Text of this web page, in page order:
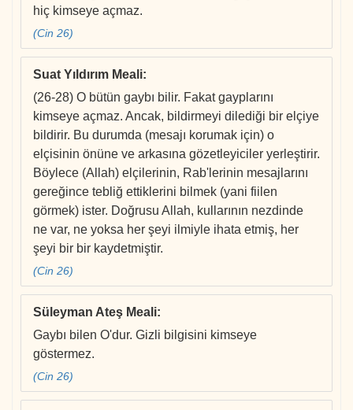
hiç kimseye açmaz.
(Cin 26)
Suat Yıldırım Meali:
(26-28) O bütün gaybı bilir. Fakat gayplarını
kimseye açmaz. Ancak, bildirmeyi dilediği bir elçiye
bildirir. Bu durumda (mesajı korumak için) o
elçisinin önüne ve arkasına gözetleyiciler yerleştirir.
Böylece (Allah) elçilerinin, Rab'lerinin mesajlarını
gereğince tebliğ ettiklerini bilmek (yani fiilen
görmek) ister. Doğrusu Allah, kullarının nezdinde
ne var, ne yoksa her şeyi ilmiyle ihata etmiş, her
şeyi bir bir kaydetmiştir.
(Cin 26)
Süleyman Ateş Meali:
Gaybı bilen O'dur. Gizli bilgisini kimseye
göstermez.
(Cin 26)